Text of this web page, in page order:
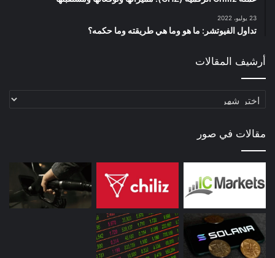
23 يوليو، 2022
تداول الفيوتشر: ما هو وما هي طريقته وما حكمه؟
أرشيف المقالات
أرشيف
مقالات في صور